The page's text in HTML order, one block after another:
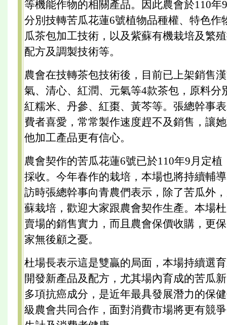
等機能作物的相關產品。因此農會於110年
分別技轉苦瓜花蓮6號植物品種權、特色作
瓜茶包加工技術，以及紫蘇有機栽培及繁
配方及調製技術等。
農會在技轉茶包技術後，目前已上架銷售
氣、清心、紅潤、元氣等4款茶包，原料分
紅糯米、丹參、紅棗、黃芩等。張總幹事
費者喜愛，常常製作速度趕不及銷售，讓
他加工產品更有信心。
農會契作的苦瓜花蓮6號已於110年9月定
採收。今年春作的栽培，本場也將持續輔
訪時張總幹事向青農們表示，除了苦瓜外
蘇栽培，歡迎大家跟農會契作生產。本場
賣場的銷售實力，而且農會保價收購，更
家無後顧之憂。
杜場長表示這是雙贏的局面，本場持續選
開發新產品及配方，尤其場內育成的苦瓜
多項抗癌成分，是近年最具發展潛力的保
級農會共同合作，面對消費市場將更有競